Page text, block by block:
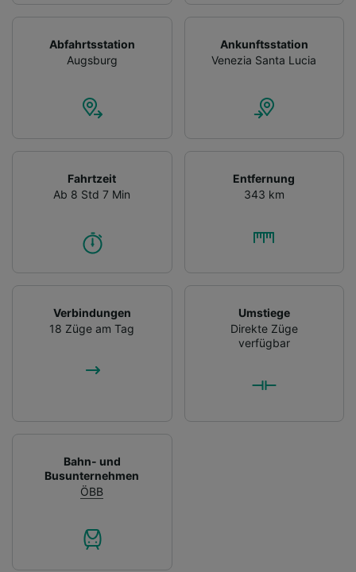
Abfahrtsstation
Augsburg
Ankunftsstation
Venezia Santa Lucia
Fahrtzeit
Ab 8 Std 7 Min
Entfernung
343 km
Verbindungen
18 Züge am Tag
Umstiege
Direkte Züge
verfügbar
Bahn- und
Busunternehmen
ÖBB